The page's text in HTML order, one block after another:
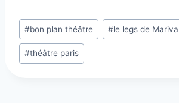
Étiquettes
de
la
#bon plan théâtre #le legs de
#théâtre paris